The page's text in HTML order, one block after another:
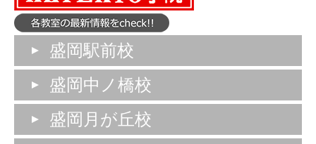
盛岡駅前校
盛岡中ノ橋校
盛岡月が丘校